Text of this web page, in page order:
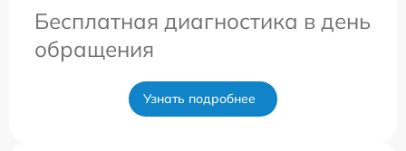
Бесплатная диагностика в день
обращения
Узнать подробнее